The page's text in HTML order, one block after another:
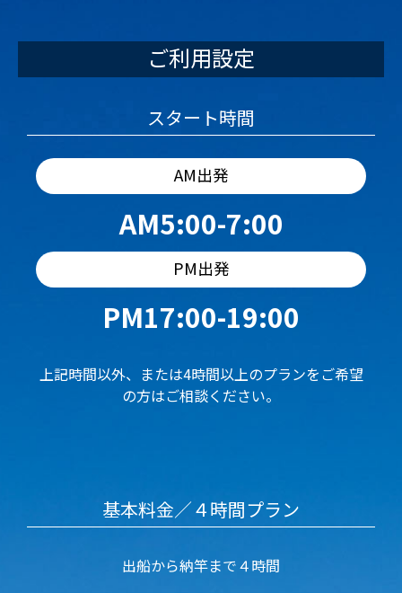
ご利用設定
スタート時間
AM出発
AM5:00-7:00
PM出発
PM17:00-19:00
上記時間以外、または4時間以上のプランをご希望
の方はご相談ください。
基本料金／４時間プラン
出船から納竿まで４時間